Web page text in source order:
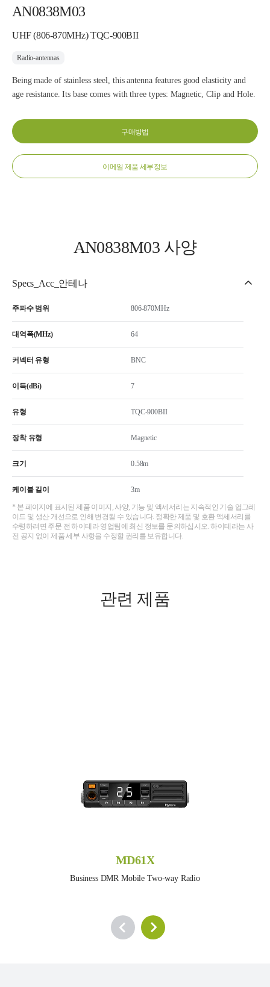
AN0838M03
UHF (806-870MHz) TQC-900BII
Radio-antennas
Being made of stainless steel, this antenna features good elasticity and
age resistance. Its base comes with three types: Magnetic, Clip and Hole.
구매방법
이메일 제품 세부정보
AN0838M03 사양
Specs_Acc_안테나
주파수 범위 806-870MHz
대역폭(MHz) 64
커넥터 유형 BNC
이득(dBi) 7
유형 TQC-900BII
장착 유형 Magnetic
크기 0.58m
케이블 길이 3m
* 본 페이지에 표시된 제품 이미지, 사양, 기능 및 액세서리는 지속적인 기술 업그레
이드 및 생산 개선으로 인해 변경될 수 있습니다. 정확한 제품 및 호환 액세서리를
수령하려면 주문 전 하이테라 영업팀에 최신 정보를 문의하십시오. 하이테라는 사
전 공지 없이 제품 세부 사항을 수정할 권리를 보유합니다.
관련 제품
MD61X
Business DMR Mobile Two-way Radio